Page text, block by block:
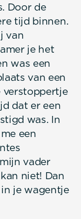
Door de
tijd binnen.
van
je het
was een
van een
verstoppertje
dat er een
was. In
een
vader
niet! Dan
je wagentje